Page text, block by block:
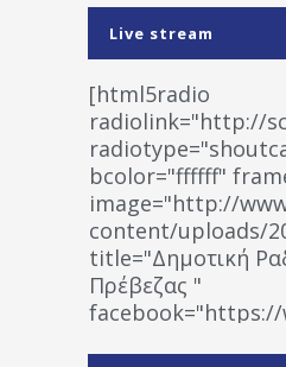
Live stream
[html5radio
radiolink="http://
bcolor="ffffff"
image="http://
content/uploads/
title="Δημοτική
Πρέβεζας "
facebook="https://